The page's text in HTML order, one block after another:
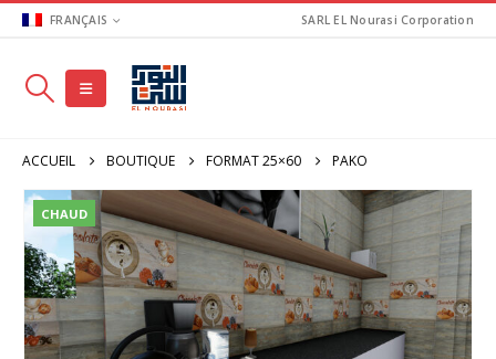
FRANÇAIS SARL EL Nourasi Corporation
ACCUEIL BOUTIQUE FORMAT 25×60 PAKO
CHAUD